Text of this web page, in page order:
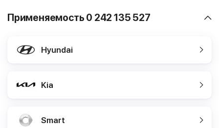
Применяемость 0 242 135 527
Hyundai
Kia
Smart